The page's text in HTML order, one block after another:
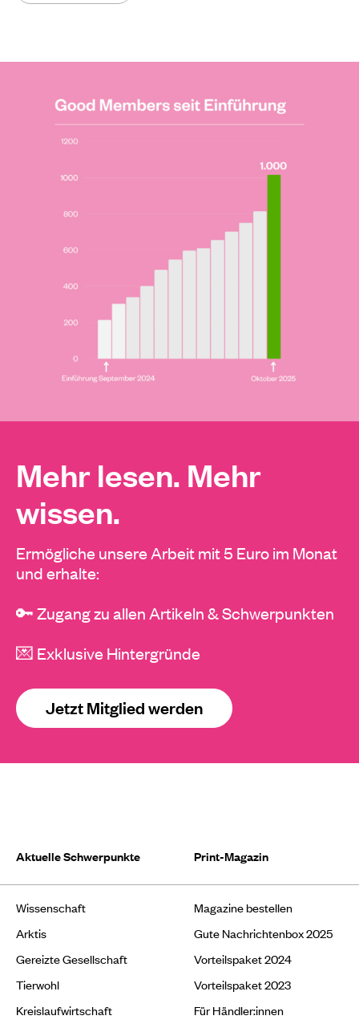
Mehr lesen. Mehr
wissen.
Ermögliche unsere Arbeit mit 5 Euro im Monat
und erhalte:
🔑 Zugang zu allen Artikeln & Schwerpunkten
💌 Exklusive Hintergründe
Jetzt Mitglied werden
Aktuelle Schwerpunkte
Wissenschaft
Arktis
Gereizte Gesellschaft
Tierwohl
Kreislaufwirtschaft
Print-Magazin
Magazine bestellen
Gute Nachrichtenbox 2025
Vorteilspaket 2024
Vorteilspaket 2023
Für Händler:innen